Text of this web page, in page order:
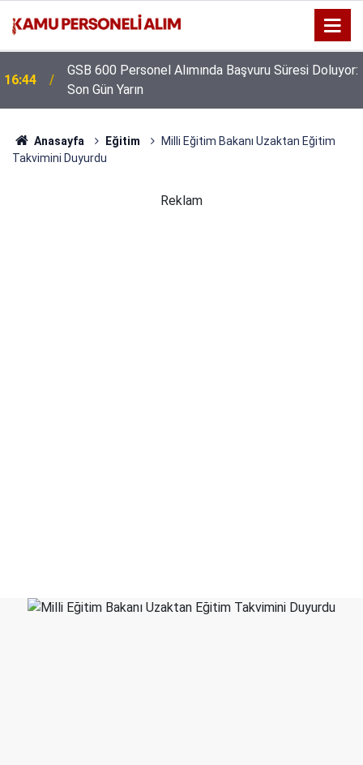
16:44
GSB 600 Personel Alımında Başvuru Süresi Doluyor:
Son Gün Yarın
Anasayfa Eğitim
Milli Eğitim Bakanı Uzaktan Eğitim
Takvimini Duyurdu
Reklam